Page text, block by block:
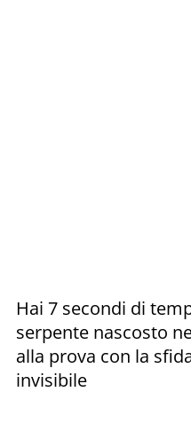
Hai 7 secondi di
serpente nascosto
alla prova con la
invisibile